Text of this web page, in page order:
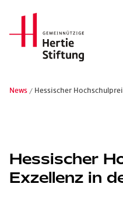
Hertie Stiftung Logo
News Hessischer
Hessischer
Exzellenz in